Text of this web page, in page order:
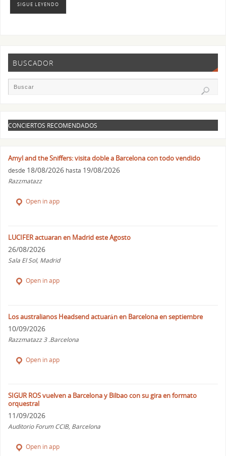
SIGUE LEYENDO
BUSCADOR
CONCIERTOS RECOMENDADOS
Amyl and the Sniffers: visita doble a Barcelona con todo vendido
desde 18/08/2026 hasta 19/08/2026
Razzmatazz
Open in app
LUCIFER actuaran en Madrid este Agosto
26/08/2026
Sala El Sol, Madrid
Open in app
Los australianos Headsend actuarán en Barcelona en septiembre
10/09/2026
Razzmatazz 3 .Barcelona
Open in app
SIGUR ROS vuelven a Barcelona y Bilbao con su gira en formato
orquestral
11/09/2026
Auditorio Forum CCIB, Barcelona
Open in app